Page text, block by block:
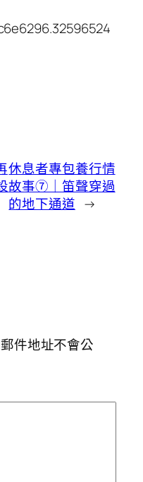
休息者專包養行情
故事⑦｜笛聲穿過
的地下通道 →
件地址不會公